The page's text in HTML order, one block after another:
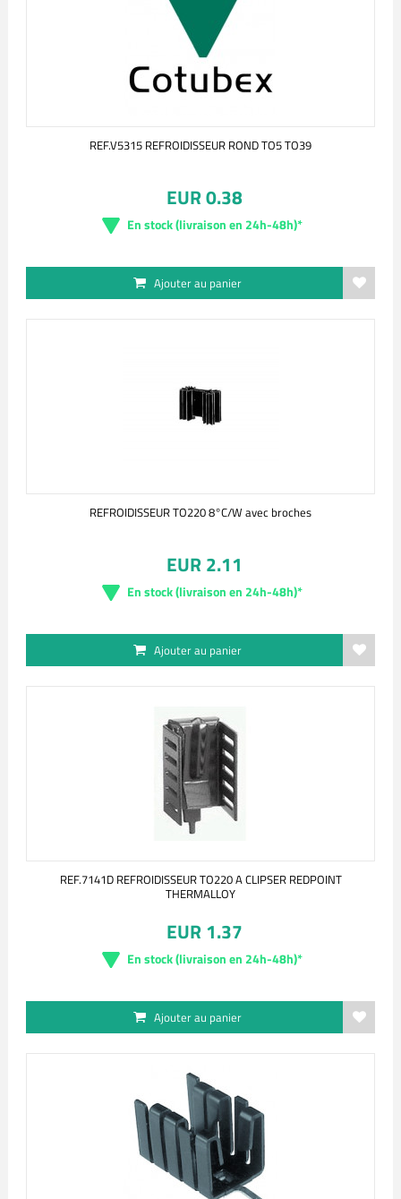
REF.V5315 REFROIDISSEUR ROND TO5 TO39
EUR 0.38
En stock (livraison en 24h-48h)*
Ajouter au panier
REFROIDISSEUR TO220 8°C/W avec broches
EUR 2.11
En stock (livraison en 24h-48h)*
Ajouter au panier
REF.7141D REFROIDISSEUR TO220 A CLIPSER REDPOINT
THERMALLOY
EUR 1.37
En stock (livraison en 24h-48h)*
Ajouter au panier